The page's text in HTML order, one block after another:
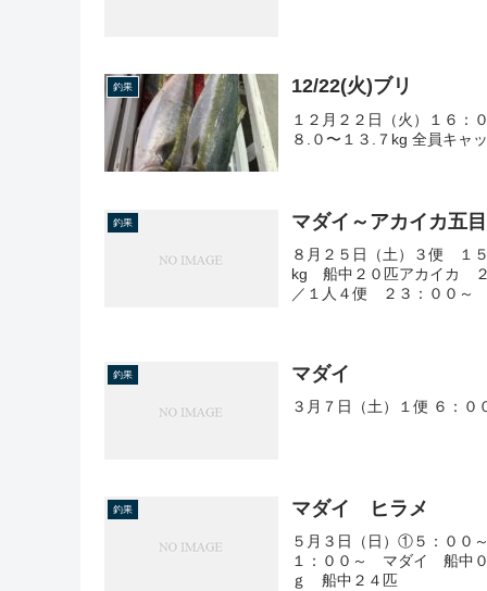
釣果 12/22(火)ブリ
１２月２２日（火）１６：
８.０〜１３.７kg 全員キャ
釣果 マダイ～アカイカ五目
８月２５日（土）３便 １
kg 船中２０匹アカイカ
／１人４便 ２３：００～
釣果 マダイ
３月７日（土）１便 ６：
釣果 マダイ ヒラメ
５月３日（日）①５：０
１：００～ マダイ 船中
ｇ 船中２４匹